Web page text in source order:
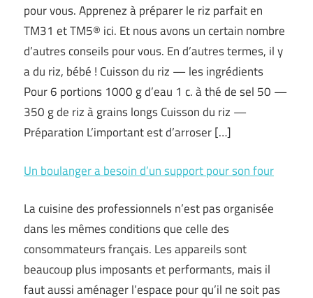
pour vous. Apprenez à préparer le riz parfait en
TM31 et TM5® ici. Et nous avons un certain nombre
d’autres conseils pour vous. En d’autres termes, il y
a du riz, bébé ! Cuisson du riz — les ingrédients
Pour 6 portions 1000 g d’eau 1 c. à thé de sel 50 —
350 g de riz à grains longs Cuisson du riz —
Préparation L’important est d’arroser […]
Un boulanger a besoin d’un support pour son four
La cuisine des professionnels n’est pas organisée
dans les mêmes conditions que celle des
consommateurs français. Les appareils sont
beaucoup plus imposants et performants, mais il
faut aussi aménager l’espace pour qu’il ne soit pas